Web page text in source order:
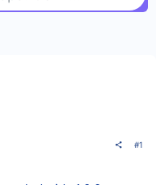
#1